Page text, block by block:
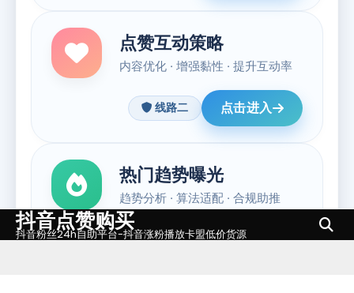
Skip
to
抖音点赞购买
抖音粉丝24h自助平台-抖音涨粉播放卡盟低价货源